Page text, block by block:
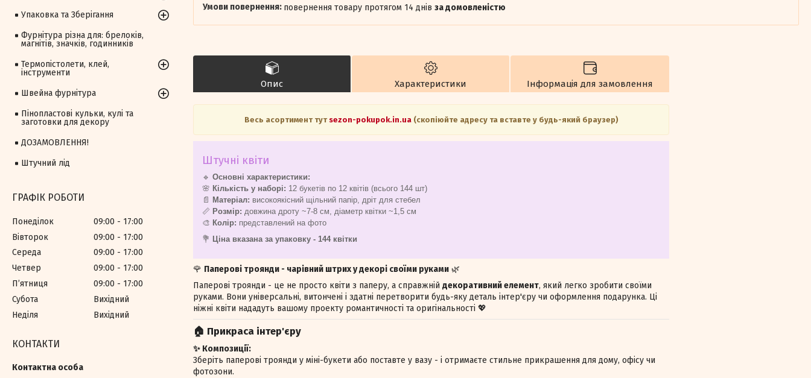
повернення товару протягом 14 днів за домовленістю
Опис Характеристики Інформація для замовлення
Весь асортимент тут sezon-pokupok.in.ua(скопіюйте адресу та вставте у будь-який браузер)
Штучні квіти
🔹 Основні характеристики:
🌸 Кількість у наборі: 12 букетів по 12 квітів (всього 144 шт)
📄 Матеріал: високоякісний щільний папір, дріт для стебел
📏 Розмір: довжина дроту ~7-8 см, діаметр квітки ~1,5 см
🎨 Колір: представлений на фото
💐 Ціна вказана за упаковку - 144 квітки
🌹 Паперові троянди - чарівний штрих у декорі своїми руками 🌿
Паперові троянди - це не просто квіти з паперу, а справжній декоративний елемент, який легко зробити своїми
руками. Вони універсальні, витончені і здатні перетворити будь-яку деталь інтер'єру чи оформлення подарунка. Ці
ніжні квіти нададуть вашому проекту романтичності та оригінальності 💖
🏠 Прикраса інтер'єру
✨ Композиції:
Зберіть паперові троянди у міні-букети або поставте у вазу - і отримаєте стильне прикрашення для дому, офісу чи
фотозони.
Упаковка та Зберігання
Фурнітура різна для: брелоків,
магнітів, значків, годинників
Термопістолети, клей,
інструменти
Швейна фурнітура
Пінопластові кульки, кулі та
заготовки для декору
ДОЗАМОВЛЕННЯ!
Штучний лід
ГРАФІК РОБОТИ
Понеділок 09:00
17:00
Вівторок
09:00
17:00
Середа
09:00
17:00
Четвер
09:00
17:00
Пʼятниця
09:00
17:00
Субота
Вихідний
Неділя
Вихідний
КОНТАКТИ